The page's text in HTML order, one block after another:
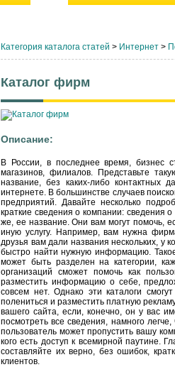
Категория каталога статей > Интернет >
Каталог фирм
Описание:
В России, в последнее время, бизнес
магазинов, филиалов. Представьте
название, без каких-либо
интернете. В большинстве случаев
предприятий. Давайте несколько
краткие сведения о компании: сведения
же, ее название. Они вам могут помочь,
иную услугу. Например, вам нужна
друзья вам дали названия нескольких, у
быстро найти нужную информацию.
может быть разделен на категории,
организаций сможет помочь как
разместить информацию о себе,
совсем нет. Однако эти каталоги
полениться и разместить платную
вашего сайта, если, конечно, он у вас
посмотреть все сведения, намного
пользователь может пропустить вашу
кого есть доступ к всемирной паутине.
составляйте их верно, без ошибок,
клиентов.